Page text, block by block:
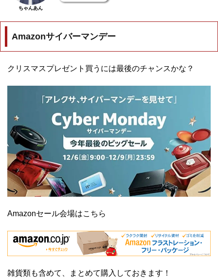
ちゃんあん
Amazonサイバーマンデー
クリスマスプレゼント買うには最後のチャンスかな？
Amazonセール会場はこちら
雑貨類も含めて、まとめて購入しておきます！